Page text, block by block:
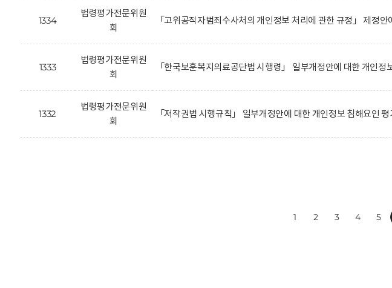
1334
법령평가전문위원
회
「고위공직자범죄수사처의 개인정보 처리에 관한 규정」 제정
1333
법령평가전문위원
회
「한국보훈복지의료공단법 시행령」 일부개정안에 대한 개인정
1332
법령평가전문위원
회
「저작권법 시행규칙」 일부개정안에 대한 개인정보 침해요인
1 2 3 4 5